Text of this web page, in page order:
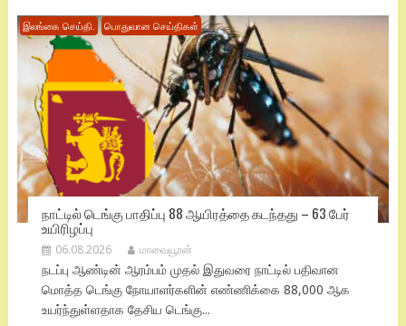
இலங்கை செய்தி. பொதுவான செய்திகள்
நாட்டில் டெங்கு பாதிப்பு 88 ஆயிரத்தை கடந்தது – 63 பேர்
உயிரிழப்பு
06.08.2026 மாவையூரன்
நடப்பு ஆண்டின் ஆரம்பம் முதல் இதுவரை நாட்டில் பதிவான
மொத்த டெங்கு நோயாளர்களின் எண்ணிக்கை 88,000 ஆக
உயர்ந்துள்ளதாக தேசிய டெங்கு...